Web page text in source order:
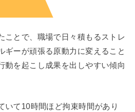
ことで、職場で日々積もるストレ
ギーが頑張る原動力に変えること
動を起こし成果を出しやすい傾向
いて10時間ほど拘束時間があり